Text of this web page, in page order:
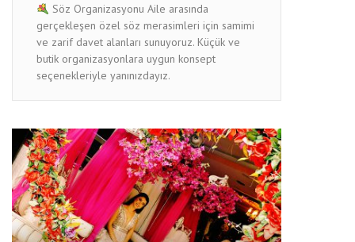
Söz Organizasyonu Aile arasında
gerçekleşen özel söz merasimleri için samimi
ve zarif davet alanları sunuyoruz. Küçük ve
butik organizasyonlara uygun konsept
seçenekleriyle yanınızdayız.